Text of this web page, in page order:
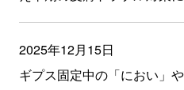
2025年12月15日
ギプス固定中の「におい」